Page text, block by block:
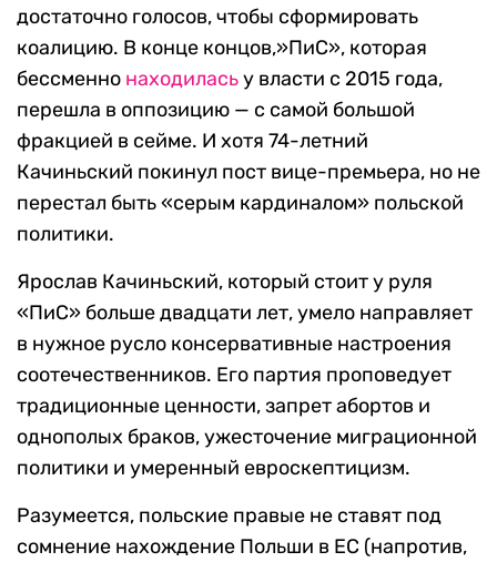
достаточно голосов, чтобы сформировать
коалицию. В конце концов,»ПиС», которая
бессменно находиласьу власти с 2015 года,
перешла в оппозицию — с самой большой
фракцией в сейме. И хотя 74-летний
Качиньский покинул пост вице-премьера, но не
перестал быть «серым кардиналом» польской
политики.
Ярослав Качиньский, который стоит у руля
«ПиС» больше двадцати лет, умело направляет
в нужное русло консервативные настроения
соотечественников. Его партия проповедует
традиционные ценности, запрет абортов и
однополых браков, ужесточение миграционной
политики и умеренный евроскептицизм.
Разумеется, польские правые не ставят под
сомнение нахождение Польши в ЕС (напротив,